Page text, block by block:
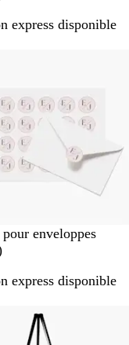
express disponible
enveloppes
express disponible
options